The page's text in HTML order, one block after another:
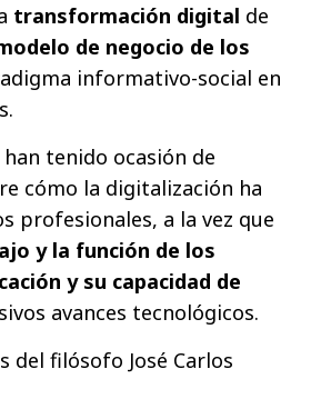
transformación digital de
de negocio de los
informativo-social en
tenido ocasión de
cómo la digitalización ha
profesionales, a la vez que
y la función de los
y su capacidad de
avances tecnológicos.
del filósofo José Carlos